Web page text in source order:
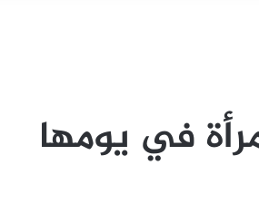
في يومها